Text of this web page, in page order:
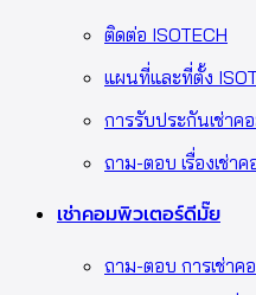
ติดต่อ ISOTECH
แผนที่และที่ตั้ง
การรับประกันเช่าค
ถาม-ตอบ เรื่องเช่า
เช่าคอมพิวเตอร์ดีมั๊ย
ถาม-ตอบ การเช่าค